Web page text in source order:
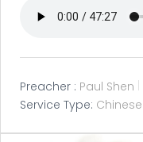
Preacher : Paul Shen
Service Type: Chinese